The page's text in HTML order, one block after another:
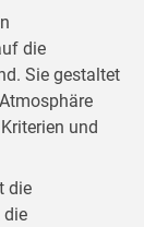
die
Sie gestaltet
und
die
die